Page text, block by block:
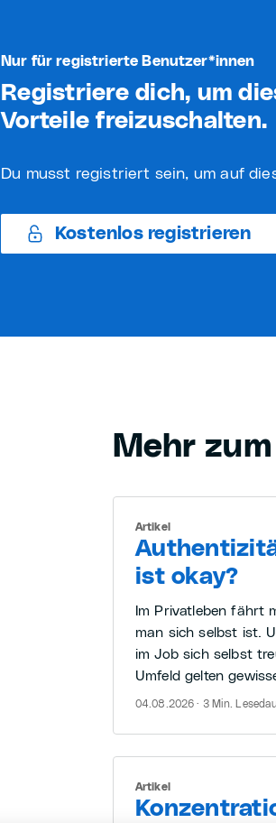
Nur für registrierte Benutzer*innen
Registriere dich, um
Vorteile freizuschalten.
Du musst registriert sein, um auf
Kostenlos registrieren
Mehr
ist okay?
Artikel
Im Privatleben fährt
man sich selbst ist.
im Job sich selbst
Umfeld gelten
04.08.2026 · 3 Min.
Artikel